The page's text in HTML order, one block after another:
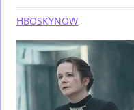
HBOSKYNOW